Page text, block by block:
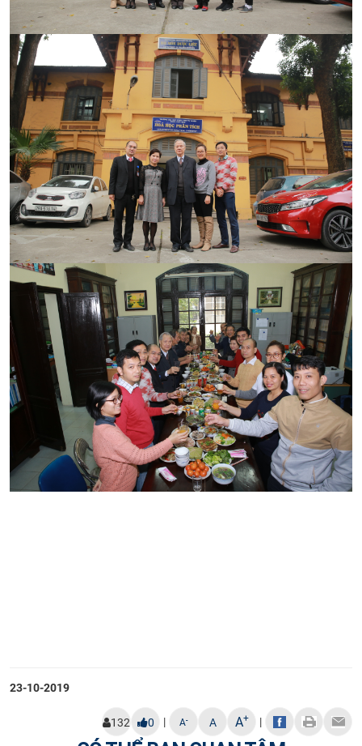
23-10-2019
132 0 | A- A A+ |